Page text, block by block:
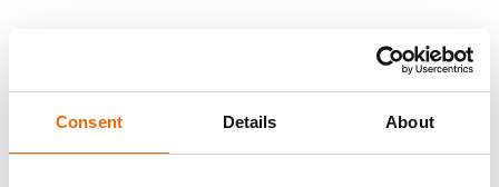
Consent Details About
Kontakt & Fragen